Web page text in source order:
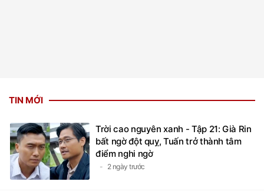
TIN MỚI
Trời cao nguyên xanh - Tập 21: Già Rin
bất ngờ đột quỵ, Tuấn trở thành tâm
điểm nghi ngờ
2 ngày trước